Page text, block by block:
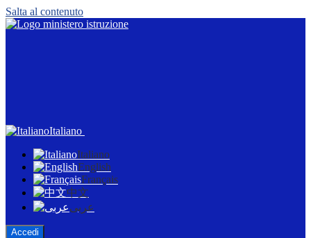
Salta al contenuto
Italiano
Italiano
English
Français
中文
عربى
Accedi